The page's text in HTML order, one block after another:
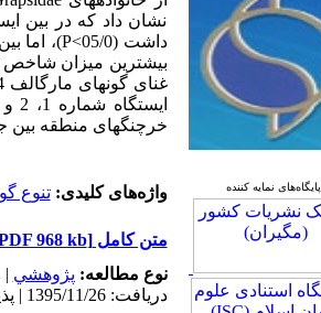
پایگاه‌های نمایه کننده
نشان داد که در بین
داشت (05/0>
P)، اما
خرچنگ­های منطقه بین
واژه‌های کلیدی:تنوع
متن کامل[PDF 968 kb]
نوع مطالعه: پژوهشي |
دریافت: 1395/11/26 | پذیرش: 1396/8/10 | انتشار: 1396/8/10